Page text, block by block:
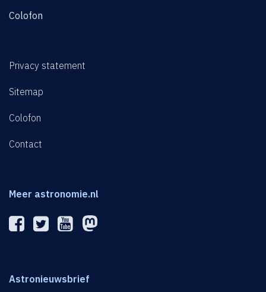
Colofon
Privacy statement
Sitemap
Colofon
Contact
Meer astronomie.nl
Astronieuwsbrief